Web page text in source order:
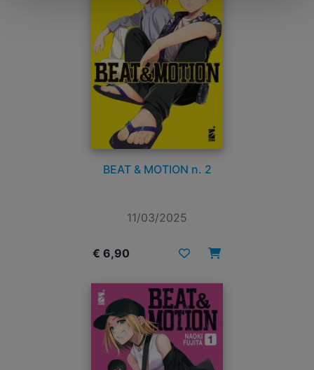
BEAT & MOTION n. 2
11/03/2025
€ 6,90